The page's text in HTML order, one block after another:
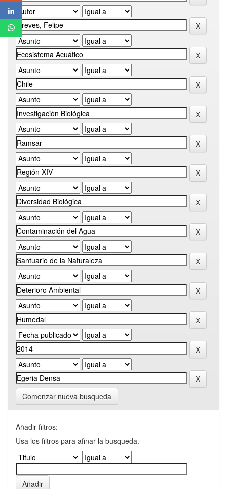
Comenzar nueva busqueda
Añadir filtros:
Usa los filtros para afinar la busqueda.